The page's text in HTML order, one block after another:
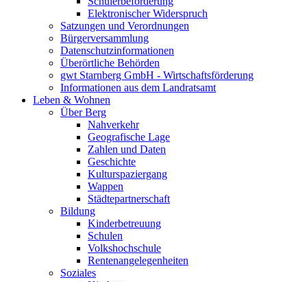
Elektronischer Widerspruch
Satzungen und Verordnungen
Bürgerversammlung
Datenschutzinformationen
Überörtliche Behörden
gwt Starnberg GmbH - Wirtschaftsförderung
Informationen aus dem Landratsamt
Leben & Wohnen
Über Berg
Nahverkehr
Geografische Lage
Zahlen und Daten
Geschichte
Kulturspaziergang
Wappen
Städtepartnerschaft
Bildung
Kinderbetreuung
Schulen
Volkshochschule
Rentenangelegenheiten
Soziales